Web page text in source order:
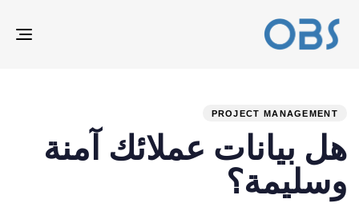
PROJECT MANAGEMENT
هل بيانات عملائك آمنة
وسليمة؟